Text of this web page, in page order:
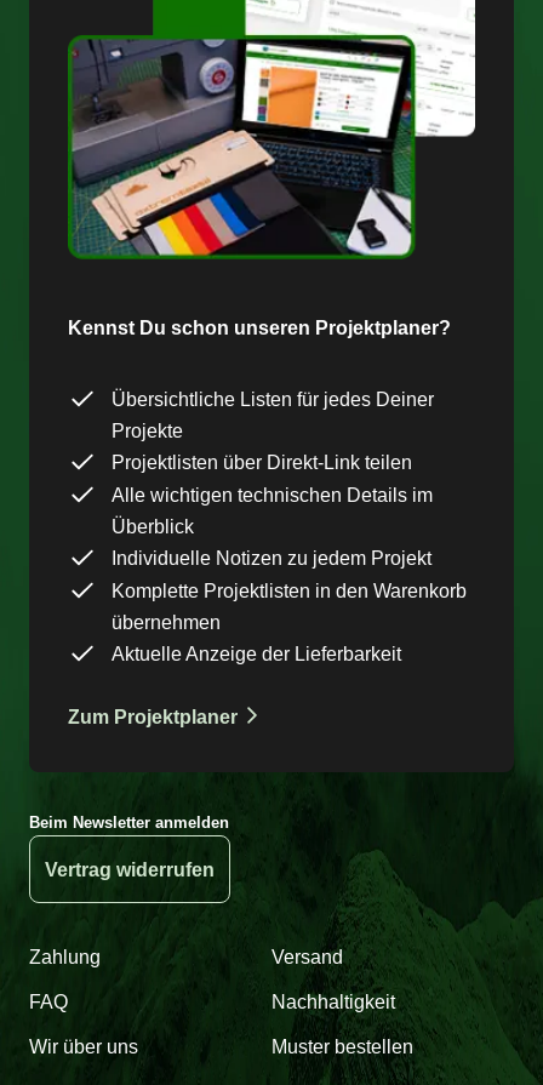
Kennst Du schon unseren Projektplaner?
Übersichtliche Listen für jedes Deiner
Projekte
Projektlisten über Direkt-Link teilen
Alle wichtigen technischen Details im
Überblick
Individuelle Notizen zu jedem Projekt
Komplette Projektlisten in den Warenkorb
übernehmen
Aktuelle Anzeige der Lieferbarkeit
Zum Projektplaner
Beim Newsletter anmelden
Vertrag widerrufen
Zahlung Versand
FAQ Nachhaltigkeit
Wir über uns Muster bestellen